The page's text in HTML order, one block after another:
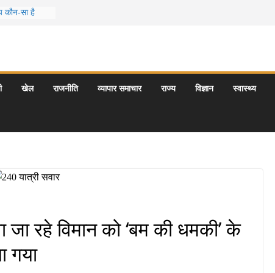
कौन-सा है
दार्जिलिंग
खेल राजनीति व्यापार समाचार राज्य विज्ञान स्वास्थ्य
रहे विमान को ‘बम की धमकी’ के
गया